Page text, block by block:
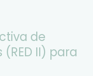
de
II) para